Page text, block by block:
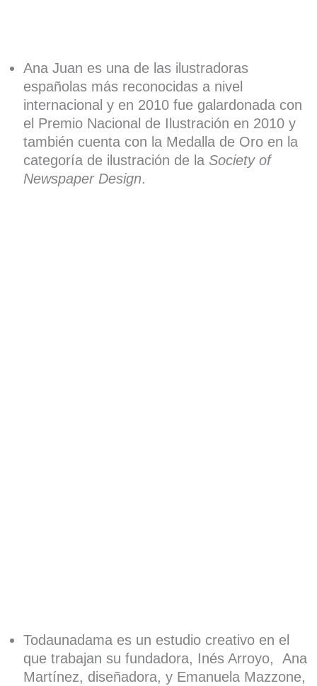
Ana Juan es una de las ilustradoras
españolas más reconocidas a nivel
internacional y en 2010 fue galardonada con
el Premio Nacional de Ilustración en 2010 y
también cuenta con la Medalla de Oro en la
categoría de ilustración de la Society of
Newspaper Design.
Todaunadama es un estudio creativo en el
que trabajan su fundadora, Inés Arroyo, Ana
Martínez, diseñadora, y Emanuela Mazzone,